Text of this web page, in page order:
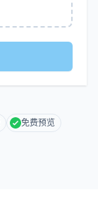
免费预览